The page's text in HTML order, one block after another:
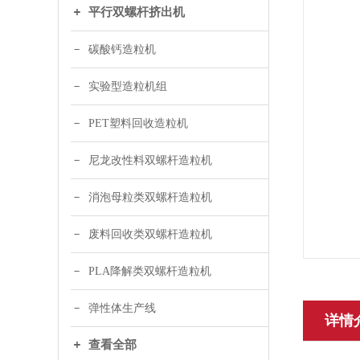
平行双螺杆挤出机
碳酸钙造粒机
实验型造粒机组
PET塑料回收造粒机
尼龙改性料双螺杆造粒机
消泡母粒类双螺杆造粒机
废料回收类双螺杆造粒机
PLA降解类双螺杆造粒机
弹性体生产线
查看全部
详情